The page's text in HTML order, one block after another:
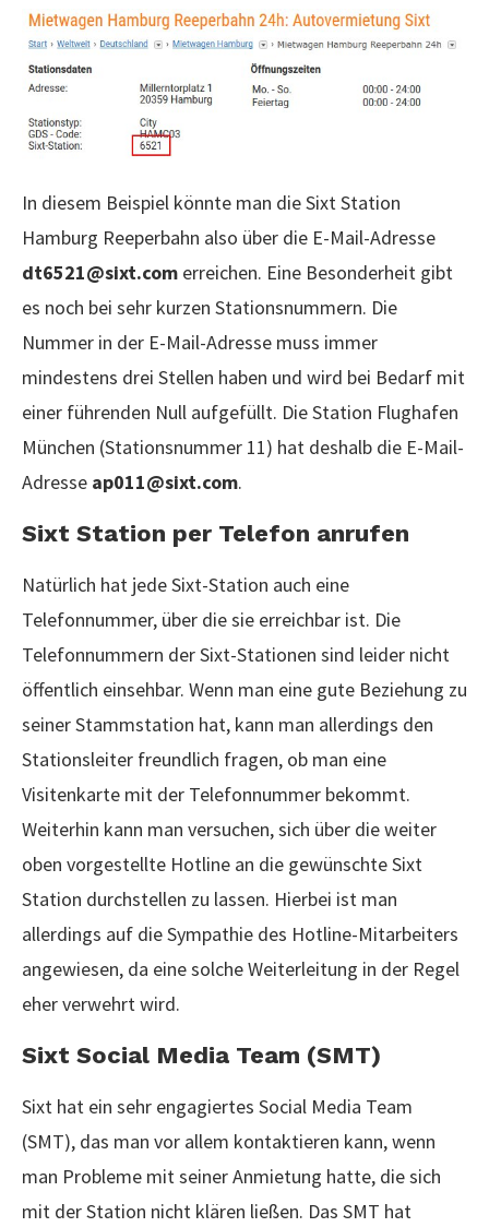
In diesem Beispiel könnte man die Sixt Station
Hamburg Reeperbahn also über die E-Mail-Adresse
dt6521@sixt.com erreichen. Eine Besonderheit gibt
es noch bei sehr kurzen Stationsnummern. Die
Nummer in der E-Mail-Adresse muss immer
mindestens drei Stellen haben und wird bei Bedarf mit
einer führenden Null aufgefüllt. Die Station Flughafen
München (Stationsnummer 11) hat deshalb die E-Mail-
Adresse ap011@sixt.com.
Sixt Station per Telefon anrufen
Natürlich hat jede Sixt-Station auch eine
Telefonnummer, über die sie erreichbar ist. Die
Telefonnummern der Sixt-Stationen sind leider nicht
öffentlich einsehbar. Wenn man eine gute Beziehung zu
seiner Stammstation hat, kann man allerdings den
Stationsleiter freundlich fragen, ob man eine
Visitenkarte mit der Telefonnummer bekommt.
Weiterhin kann man versuchen, sich über die weiter
oben vorgestellte Hotline an die gewünschte Sixt
Station durchstellen zu lassen. Hierbei ist man
allerdings auf die Sympathie des Hotline-Mitarbeiters
angewiesen, da eine solche Weiterleitung in der Regel
eher verwehrt wird.
Sixt Social Media Team (SMT)
Sixt hat ein sehr engagiertes Social Media Team
(SMT), das man vor allem kontaktieren kann, wenn
man Probleme mit seiner Anmietung hatte, die sich
mit der Station nicht klären ließen. Das SMT hat